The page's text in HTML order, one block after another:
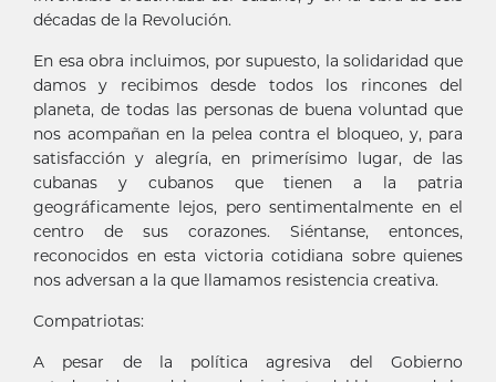
décadas de la Revolución.
En esa obra incluimos, por supuesto, la solidaridad que
damos y recibimos desde todos los rincones del
planeta, de todas las personas de buena voluntad que
nos acompañan en la pelea contra el bloqueo, y, para
satisfacción y alegría, en primerísimo lugar, de las
cubanas y cubanos que tienen a la patria
geográficamente lejos, pero sentimentalmente en el
centro de sus corazones. Siéntanse, entonces,
reconocidos en esta victoria cotidiana sobre quienes
nos adversan a la que llamamos resistencia creativa.
Compatriotas:
A pesar de la política agresiva del Gobierno